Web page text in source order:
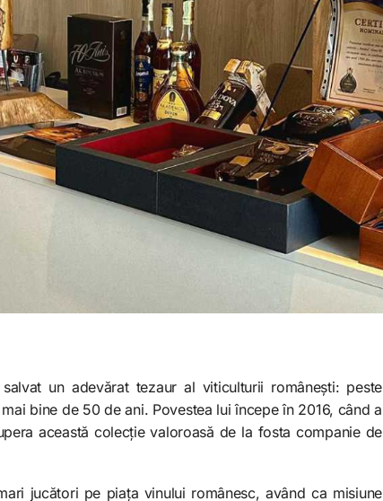
un adevărat tezaur al viticulturii românești: peste
bine de 50 de ani. Povestea lui începe în 2016, când a
această colecție valoroasă de la fosta companie de
jucători pe piața vinului românesc, având ca misiune